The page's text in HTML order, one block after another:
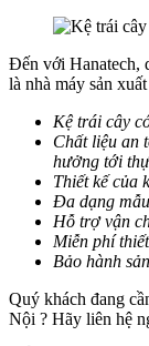
Đến với Hanatech,
là nhà máy sản
Kệ trái cây
Chất liệu an
hưởng tới
Thiết kế của
Đa dạng
Hỗ trợ vận
Miễn phí
Bảo hành
Quý khách đang
Nội ? Hãy liên hệ